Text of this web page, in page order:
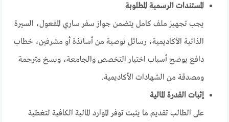
المستندات الرسمية المطلوبة
يجب تجهيز ملف كامل يتضمن جواز سفر ساري المفعول، السيرة
الذاتية الأكاديمية، رسائل توصية من أساتذة أو مشرفين، خطاب
دافع يوضح أسباب اختيار التخصص والجامعة، ونسخ مترجمة
ومصدقة من الشهادات الأكاديمية.
إثبات القدرة المالية
على الطالب تقديم ما يثبت توفر الموارد المالية الكافية لتغطية